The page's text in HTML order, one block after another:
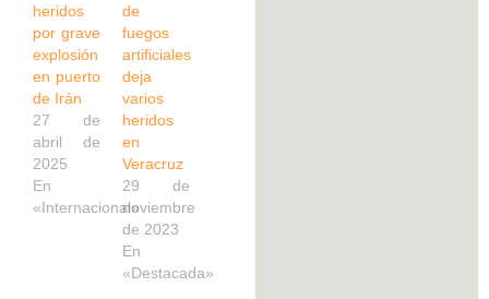
heridos
por grave
explosión
en puerto
de Irán
27 de
abril de
2025
En
«Internacional»
de
fuegos
artificiales
deja
varios
heridos
en
Veracruz
29 de
noviembre
de 2023
En
«Destacada»